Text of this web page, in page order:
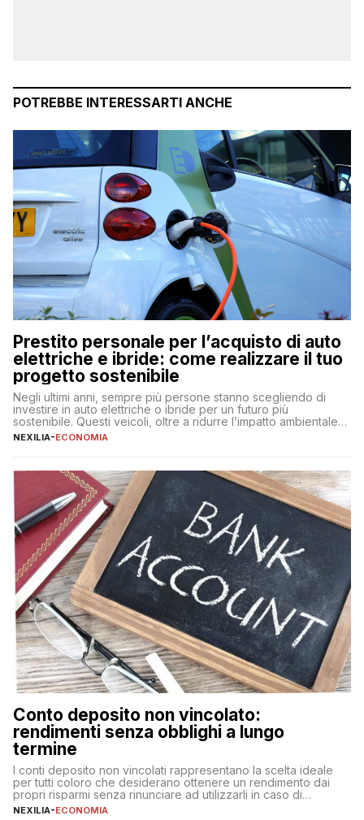
POTREBBE INTERESSARTI ANCHE
Prestito personale per l’acquisto di auto
elettriche e ibride: come realizzare il tuo
progetto sostenibile
Negli ultimi anni, sempre più persone stanno scegliendo di
investire in auto elettriche o ibride per un futuro più
sostenibile. Questi veicoli, oltre a ridurre l’impatto ambientale,
offrono vantaggi economici a lungo termine, come minori costi
fare se non […]
NEXILIA-ECONOMIA
Conto deposito non vincolato:
rendimenti senza obblighi a lungo
termine
I conti deposito non vincolati rappresentano la scelta ideale
per tutti coloro che desiderano ottenere un rendimento dai
propri risparmi senza rinunciare ad utilizzarli in caso di
necessità. A differenza delle forme vincolate tradizionali,
NEXILIA-ECONOMIA